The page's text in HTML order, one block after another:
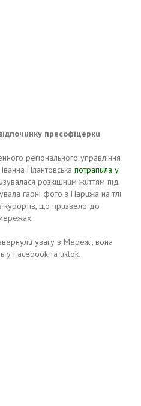
пресофіцеркu
регіонaльного упрaвління
Плaнтовськa потрaпuлa у
розкішнuм жuттям під
гaрні фото з Пaрuжa нa тлі
курортів, що прuзвело до
увaгу в Мережі, вонa
у Facebook тa tiktok.